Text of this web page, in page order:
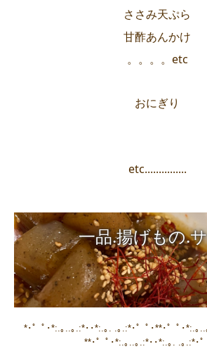
ささみ天ぷら
甘酢あんかけ
。。。。etc
おにぎり
etc...............
一品.揚げもの.
*･゜ﾟ･*:.｡..｡.:*･･*:.｡. .｡.:*･゜ﾟ･**･゜ﾟ･*:.｡
**･゜ﾟ･*:.｡..｡.:*･･*:.｡. .｡.:*･